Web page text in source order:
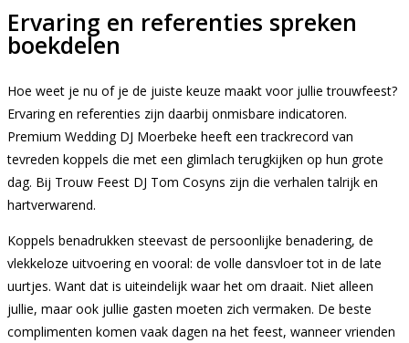
Ervaring en referenties spreken
boekdelen
Hoe weet je nu of je de juiste keuze maakt voor jullie trouwfeest?
Ervaring en referenties zijn daarbij onmisbare indicatoren.
Premium Wedding DJ Moerbeke heeft een trackrecord van
tevreden koppels die met een glimlach terugkijken op hun grote
dag. Bij Trouw Feest DJ Tom Cosyns zijn die verhalen talrijk en
hartverwarend.
Koppels benadrukken steevast de persoonlijke benadering, de
vlekkeloze uitvoering en vooral: de volle dansvloer tot in de late
uurtjes. Want dat is uiteindelijk waar het om draait. Niet alleen
jullie, maar ook jullie gasten moeten zich vermaken. De beste
complimenten komen vaak dagen na het feest, wanneer vrienden